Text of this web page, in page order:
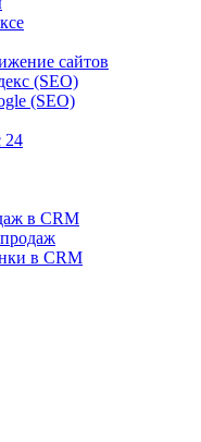
сайтов
(SEO)
(SEO)
24
в CRM
в CRM